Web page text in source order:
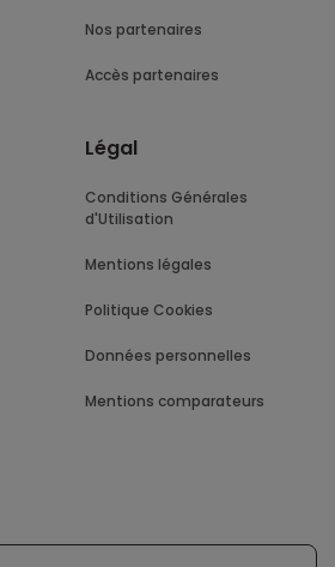
Nos partenaires
Accès partenaires
Légal
Conditions Générales
d'Utilisation
Mentions légales
Politique Cookies
Données personnelles
Mentions comparateurs